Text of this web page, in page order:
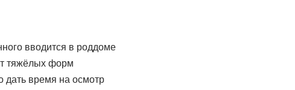
вводится в роддоме
тяжёлых форм
дать время на осмотр